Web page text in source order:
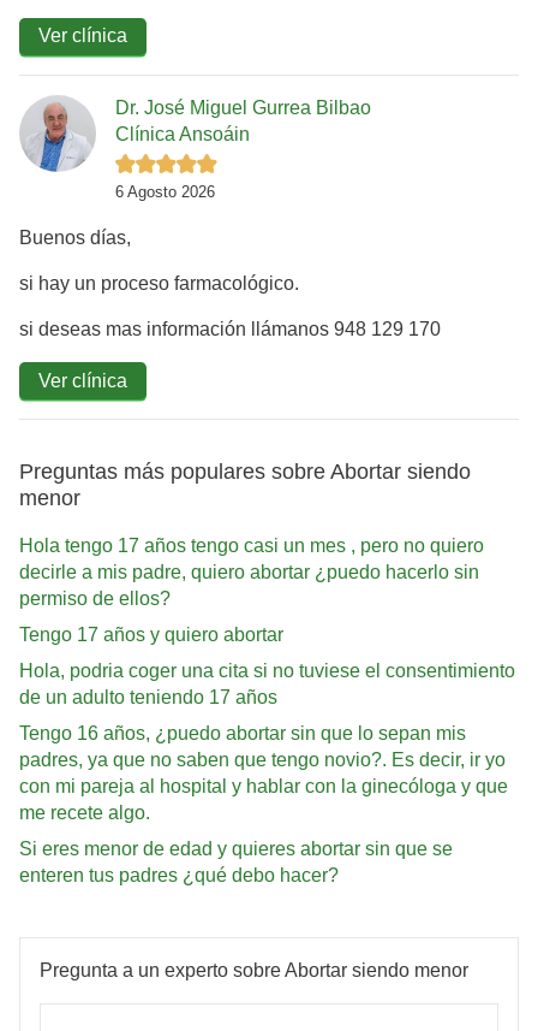
Ver clínica
Dr. José Miguel Gurrea Bilbao
Clínica Ansoáin
6 Agosto 2026
Buenos días,
si hay un proceso farmacológico.
si deseas mas información llámanos 948 129 170
Ver clínica
Preguntas más populares sobre Abortar siendo
menor
Hola tengo 17 años tengo casi un mes , pero no quiero
decirle a mis padre, quiero abortar ¿puedo hacerlo sin
permiso de ellos?
Tengo 17 años y quiero abortar
Hola, podria coger una cita si no tuviese el consentimiento
de un adulto teniendo 17 años
Tengo 16 años, ¿puedo abortar sin que lo sepan mis
padres, ya que no saben que tengo novio?. Es decir, ir yo
con mi pareja al hospital y hablar con la ginecóloga y que
me recete algo.
Si eres menor de edad y quieres abortar sin que se
enteren tus padres ¿qué debo hacer?
Pregunta a un experto sobre Abortar siendo menor